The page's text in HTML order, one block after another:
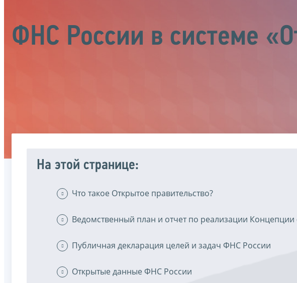
ФНС России в системе
На этой странице:
Что такое Открытое правительство?
Ведомственный план и отчет по реализации
Публичная декларация целей и задач ФНС России
Открытые данные ФНС России